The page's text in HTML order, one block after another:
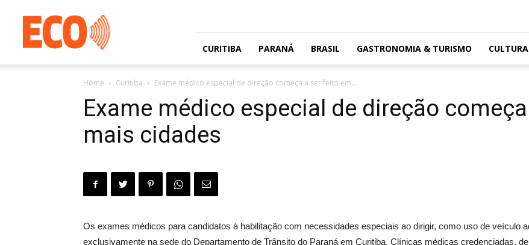
gratuito
com
circulação
CURITIBA PARANÁ BRASIL GASTRONOMIA & TURISMO
Home Curitiba Exame médico especial de direção começa a ser feito em...
Exame médico especial de direção
mais cidades
Os exames médicos para candidatos à habilitação com necessidades especiais ao dirigir, como uso de veículo
exclusivamente na sede do Departamento de Trânsito do Paraná em Curitiba. Clínicas médicas credenciadas,